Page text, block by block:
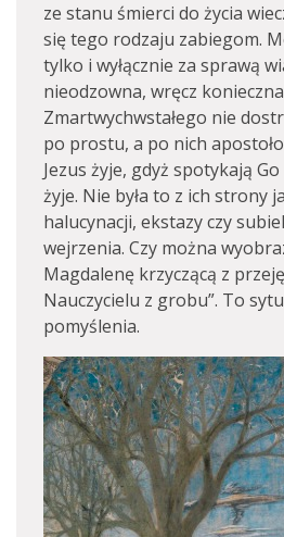
ze stanu śmierci do życia
się tego rodzaju zabiegom.
tylko i wyłącznie za sprawą
nieodzowna, wręcz
Zmartwychwstałego nie
po prostu, a po nich
Jezus żyje, gdyż spotykają
żyje. Nie była to z ich strony
halucynacji, ekstazy czy
wejrzenia. Czy można
Magdalenę krzyczącą z
Nauczycielu z grobu”. To
pomyślenia.